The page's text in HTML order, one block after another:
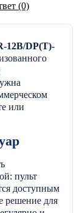
(0)
12B/DP(T)-
или
пульт
доступным
решение для